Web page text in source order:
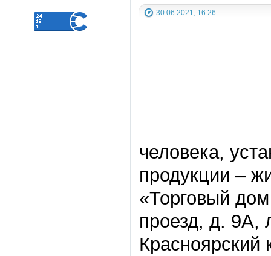
30.06.2021, 16:26
человека,
продукции –
«Торговый
проезд, д. 9А,
Красноярский